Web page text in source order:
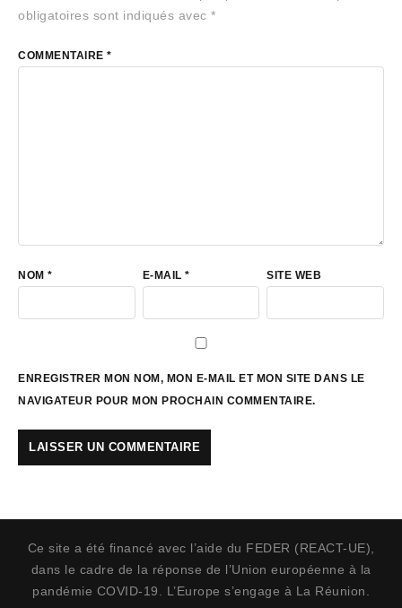
obligatoires sont indiqués avec *
COMMENTAIRE *
NOM * E-MAIL* SITE WEB
ENREGISTRER MON NOM, MON E-MAIL ET MON SITE DANS LE
NAVIGATEUR POUR MON PROCHAIN COMMENTAIRE.
Ce site a été financé avec l’aide du FEDER (REACT-UE),
dans le cadre de la réponse de l’Union européenne à la
pandémie COVID-19. L’Europe s’engage à La Réunion.